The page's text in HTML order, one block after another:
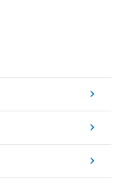
keyboard_arrow_right
keyboard_arrow_right
keyboard_arrow_right